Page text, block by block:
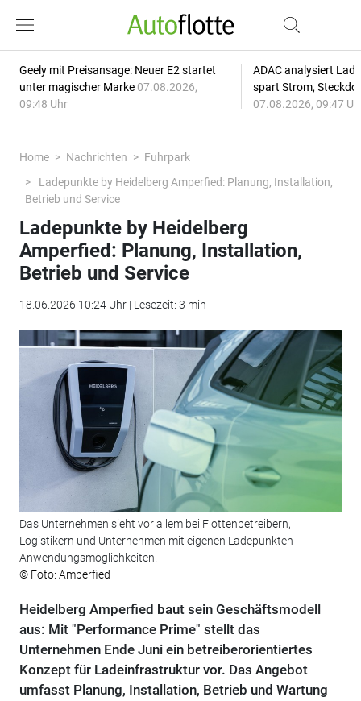
Geely mit Preisansage: Neuer E2 startet
unter magischer Marke 07.08.2026,
09:48 Uhr
ADAC analysiert
spart Strom,
07.08.2026, 09:47
Home Nachrichten
Fuhrpark
Ladepunkte by Heidelberg Amperfied: Planung, Installation,
Betrieb und Service
Ladepunkte by Heidelberg
Amperfied: Planung, Installation,
Betrieb und Service
18.06.2026 10:24 Uhr | Lesezeit: 3 min
Das Unternehmen sieht vor allem bei Flottenbetreibern,
Logistikern und Unternehmen mit eigenen Ladepunkten
Anwendungsmöglichkeiten.
© Foto: Amperfied
Heidelberg Amperfied baut sein Geschäftsmodell
aus: Mit "Performance Prime" stellt das
Unternehmen Ende Juni ein betreiberorientiertes
Konzept für Ladeinfrastruktur vor. Das Angebot
umfasst Planung, Installation, Betrieb und Wartung